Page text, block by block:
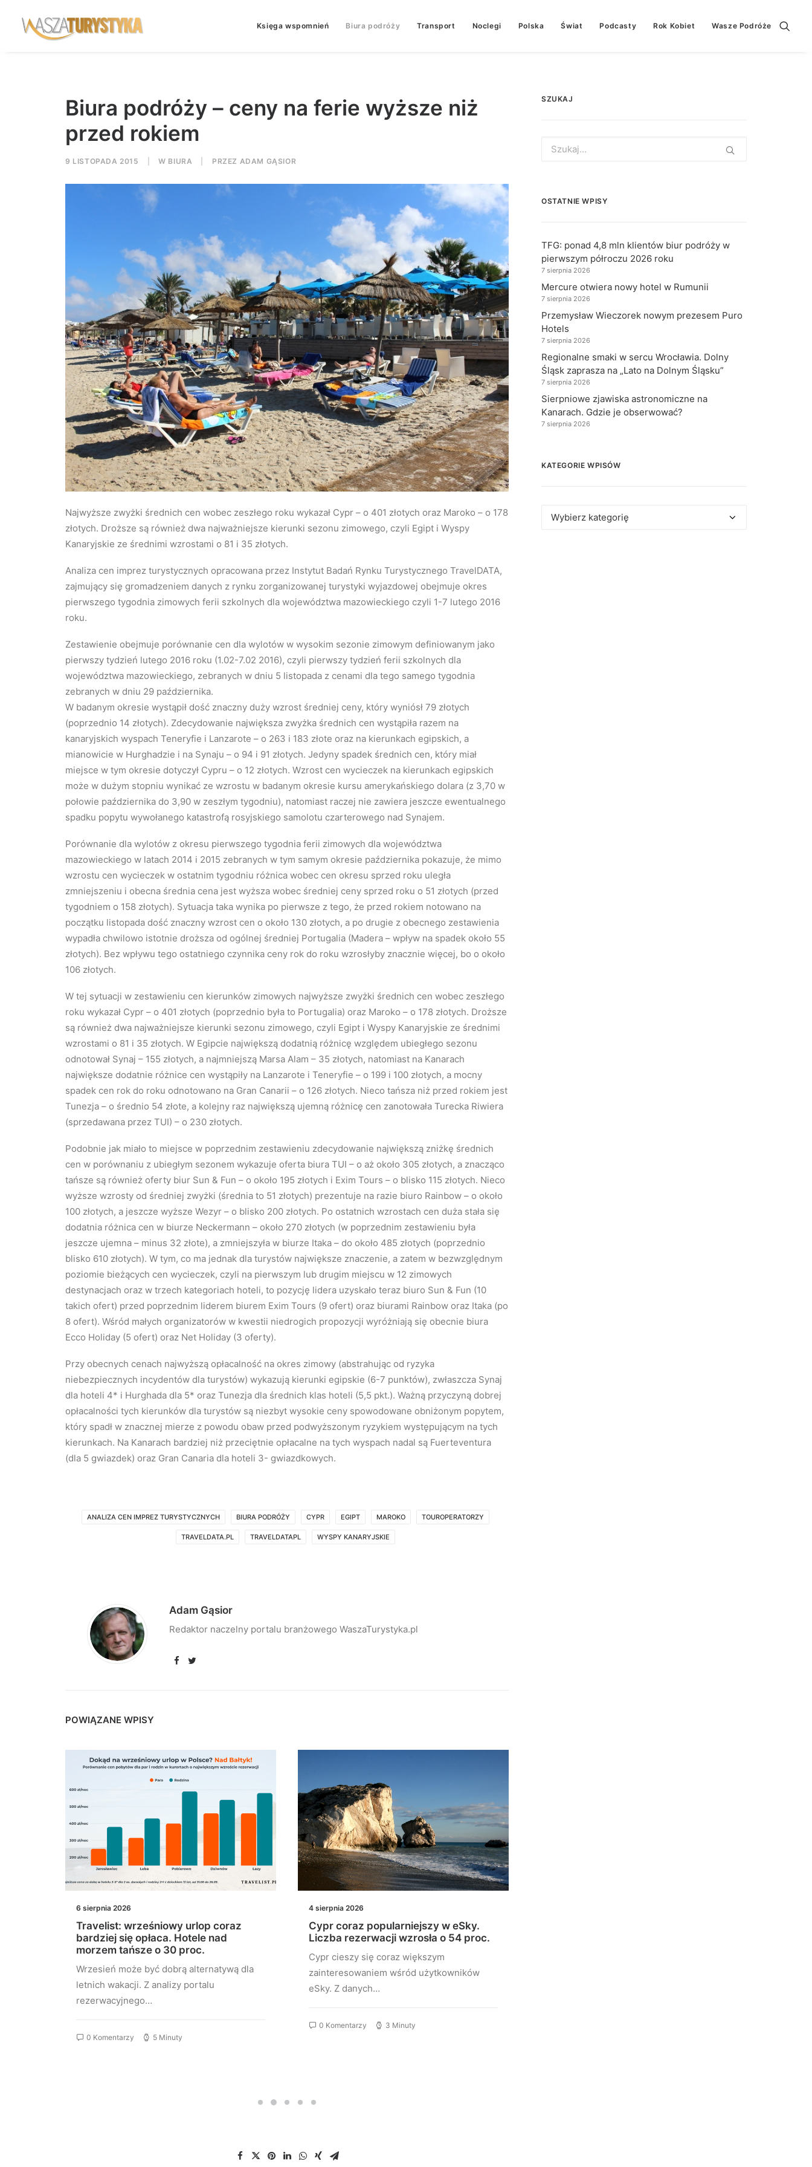
Księga wspomnień Biura podróży Transport Noclegi Polska Świat Podcasty Rok Kobiet Wasze Podróże
Biura podróży – ceny na ferie wyższe niż
przed rokiem
9 LISTOPADA 2015 W BIURA PRZEZ ADAM GĄSIOR
Najwyższe zwyżki średnich cen wobec zeszłego roku wykazał Cypr – o 401 złotych oraz Maroko – o 178
złotych. Droższe są również dwa najważniejsze kierunki sezonu zimowego, czyli Egipt i Wyspy
Kanaryjskie ze średnimi wzrostami o 81 i 35 złotych.
Analiza cen imprez turystycznych opracowana przez Instytut Badań Rynku Turystycznego TravelDATA,
zajmujący się gromadzeniem danych z rynku zorganizowanej turystyki wyjazdowej obejmuje okres
pierwszego tygodnia zimowych ferii szkolnych dla województwa mazowieckiego czyli 1-7 lutego 2016
roku.
Zestawienie obejmuje porównanie cen dla wylotów w wysokim sezonie zimowym definiowanym jako
pierwszy tydzień lutego 2016 roku (1.02-7.02 2016), czyli pierwszy tydzień ferii szkolnych dla
województwa mazowieckiego, zebranych w dniu 5 listopada z cenami dla tego samego tygodnia
zebranych w dniu 29 października.
W badanym okresie wystąpił dość znaczny duży wzrost średniej ceny, który wyniósł 79 złotych
(poprzednio 14 złotych). Zdecydowanie największa zwyżka średnich cen wystąpiła razem na
kanaryjskich wyspach Teneryfie i Lanzarote – o 263 i 183 złote oraz na kierunkach egipskich, a
mianowicie w Hurghadzie i na Synaju – o 94 i 91 złotych. Jedyny spadek średnich cen, który miał
miejsce w tym okresie dotyczył Cypru – o 12 złotych. Wzrost cen wycieczek na kierunkach egipskich
może w dużym stopniu wynikać ze wzrostu w badanym okresie kursu amerykańskiego dolara (z 3,70 w
połowie października do 3,90 w zeszłym tygodniu), natomiast raczej nie zawiera jeszcze ewentualnego
spadku popytu wywołanego katastrofą rosyjskiego samolotu czarterowego nad Synajem.
Porównanie dla wylotów z okresu pierwszego tygodnia ferii zimowych dla województwa
mazowieckiego w latach 2014 i 2015 zebranych w tym samym okresie października pokazuje, że mimo
wzrostu cen wycieczek w ostatnim tygodniu różnica wobec cen okresu sprzed roku uległa
zmniejszeniu i obecna średnia cena jest wyższa wobec średniej ceny sprzed roku o 51 złotych (przed
tygodniem o 158 złotych). Sytuacja taka wynika po pierwsze z tego, że przed rokiem notowano na
początku listopada dość znaczny wzrost cen o około 130 złotych, a po drugie z obecnego zestawienia
wypadła chwilowo istotnie droższa od ogólnej średniej Portugalia (Madera – wpływ na spadek około 55
złotych). Bez wpływu tego ostatniego czynnika ceny rok do roku wzrosłyby znacznie więcej, bo o około
106 złotych.
W tej sytuacji w zestawieniu cen kierunków zimowych najwyższe zwyżki średnich cen wobec zeszłego
roku wykazał Cypr – o 401 złotych (poprzednio była to Portugalia) oraz Maroko – o 178 złotych. Droższe
są również dwa najważniejsze kierunki sezonu zimowego, czyli Egipt i Wyspy Kanaryjskie ze średnimi
wzrostami o 81 i 35 złotych. W Egipcie największą dodatnią różnicę względem ubiegłego sezonu
odnotował Synaj – 155 złotych, a najmniejszą Marsa Alam – 35 złotych, natomiast na Kanarach
największe dodatnie różnice cen wystąpiły na Lanzarote i Teneryfie – o 199 i 100 złotych, a mocny
spadek cen rok do roku odnotowano na Gran Canarii – o 126 złotych. Nieco tańsza niż przed rokiem jest
Tunezja – o średnio 54 złote, a kolejny raz największą ujemną różnicę cen zanotowała Turecka Riwiera
(sprzedawana przez TUI) – o 230 złotych.
Podobnie jak miało to miejsce w poprzednim zestawieniu zdecydowanie największą zniżkę średnich
cen w porównaniu z ubiegłym sezonem wykazuje oferta biura TUI – o aż około 305 złotych, a znacząco
tańsze są również oferty biur Sun & Fun – o około 195 złotych i Exim Tours – o blisko 115 złotych. Nieco
wyższe wzrosty od średniej zwyżki (średnia to 51 złotych) prezentuje na razie biuro Rainbow – o około
100 złotych, a jeszcze wyższe Wezyr – o blisko 200 złotych. Po ostatnich wzrostach cen duża stała się
dodatnia różnica cen w biurze Neckermann – około 270 złotych (w poprzednim zestawieniu była
jeszcze ujemna – minus 32 złote), a zmniejszyła w biurze Itaka – do około 485 złotych (poprzednio
blisko 610 złotych). W tym, co ma jednak dla turystów największe znaczenie, a zatem w bezwzględnym
poziomie bieżących cen wycieczek, czyli na pierwszym lub drugim miejscu w 12 zimowych
destynacjach oraz w trzech kategoriach hoteli, to pozycję lidera uzyskało teraz biuro Sun & Fun (10
takich ofert) przed poprzednim liderem biurem Exim Tours (9 ofert) oraz biurami Rainbow oraz Itaka (po
8 ofert). Wśród małych organizatorów w kwestii niedrogich propozycji wyróżniają się obecnie biura
Ecco Holiday (5 ofert) oraz Net Holiday (3 oferty).
Przy obecnych cenach najwyższą opłacalność na okres zimowy (abstrahując od ryzyka
niebezpiecznych incydentów dla turystów) wykazują kierunki egipskie (6-7 punktów), zwłaszcza Synaj
dla hoteli 4* i Hurghada dla 5* oraz Tunezja dla średnich klas hoteli (5,5 pkt.). Ważną przyczyną dobrej
opłacalności tych kierunków dla turystów są niezbyt wysokie ceny spowodowane obniżonym popytem,
który spadł w znacznej mierze z powodu obaw przed podwyższonym ryzykiem występującym na tych
kierunkach. Na Kanarach bardziej niż przeciętnie opłacalne na tych wyspach nadal są Fuerteventura
(dla 5 gwiazdek) oraz Gran Canaria dla hoteli 3- gwiazdkowych.
ANALIZA CEN IMPREZ TURYSTYCZNYCH BIURA PODRÓŻY CYPR EGIPT MAROKO TOUROPERATORZY
TRAVELDATA.PL TRAVELDATAPL WYSPY KANARYJSKIE
Adam Gąsior
Redaktor naczelny portalu branżowego WaszaTurystyka.pl
POWIĄZANE WPISY
6 sierpnia 2026
Travelist: wrześniowy urlop coraz
bardziej się opłaca. Hotele nad
morzem tańsze o 30 proc.
Wrzesień może być dobrą alternatywą dla
letnich wakacji. Z analizy portalu
rezerwacyjnego…
0 Komentarzy 5 Minuty
4 sierpnia 2026
Cypr coraz popularniejszy w eSky.
Liczba rezerwacji wzrosła o 54 proc.
Cypr cieszy się coraz większym
zainteresowaniem wśród użytkowników
eSky. Z danych…
0 Komentarzy 3 Minuty
SZUKAJ
for:
OSTATNIE WPISY
TFG: ponad 4,8 mln klientów biur podróży w
pierwszym półroczu 2026 roku
7 sierpnia 2026
Mercure otwiera nowy hotel w Rumunii
7 sierpnia 2026
Przemysław Wieczorek nowym prezesem Puro
Hotels
7 sierpnia 2026
Regionalne smaki w sercu Wrocławia. Dolny
Śląsk zaprasza na „Lato na Dolnym Śląsku”
7 sierpnia 2026
Sierpniowe zjawiska astronomiczne na
Kanarach. Gdzie je obserwować?
7 sierpnia 2026
KATEGORIE WPISÓW
Kategorie